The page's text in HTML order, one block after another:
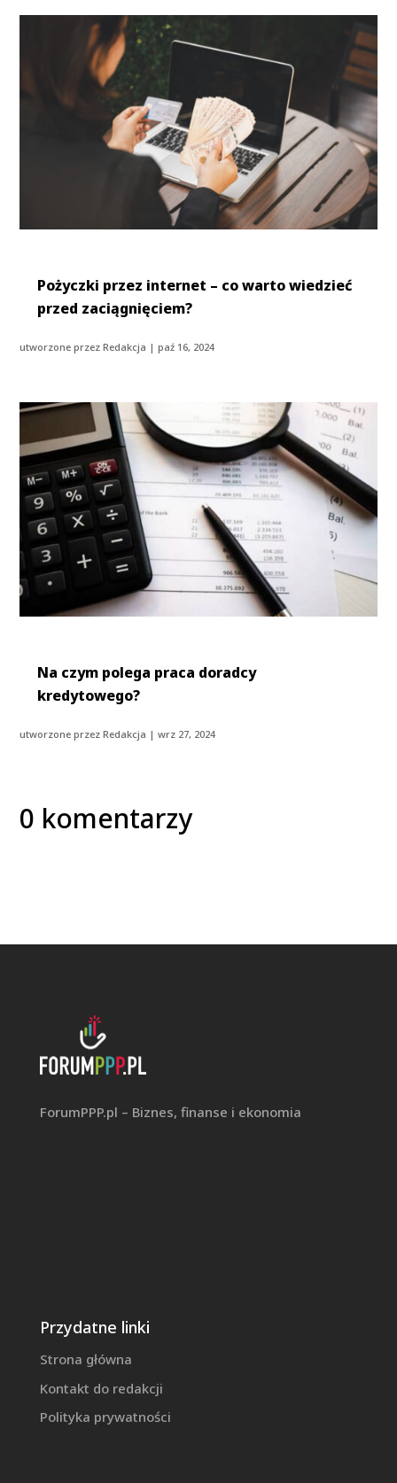
Pożyczki przez internet – co warto wiedzieć
przed zaciągnięciem?
utworzone przezRedakcja |paź 16, 2024
Na czym polega praca doradcy
kredytowego?
utworzone przezRedakcja |wrz 27, 2024
0 komentarzy
ForumPPP.pl – Biznes, finanse i ekonomia
Przydatne linki
Strona główna
Kontakt do redakcji
Polityka prywatności